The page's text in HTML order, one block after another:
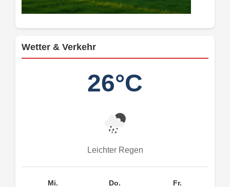
Wetter & Verkehr
26°C
Leichter Regen
Mi. Do. Fr.